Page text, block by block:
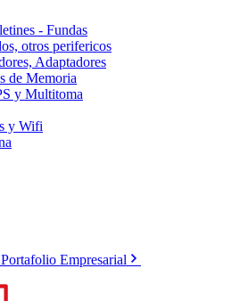
- Fundas
otros perifericos
Adaptadores
de Memoria
y Multitoma
y Wifi
Portafolio Empresarial